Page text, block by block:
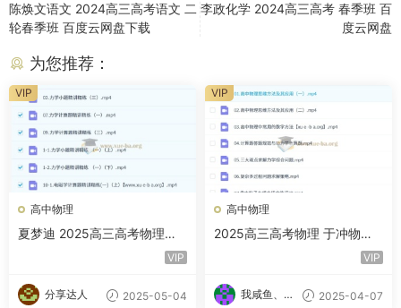
陈焕文语文 2024高三高考语文 二
轮春季班 百度云网盘下载
李政化学 2024高三高考 春季班 百
度云网盘
为您推荐：
高中物理
夏梦迪 2025高三高考物理全
年全程一轮二轮暑假秋季寒假
VIP
分享达人 2025-05-04
VIP
高中物理
2025高三高考物理 于冲物理
一轮二轮暑假秋季寒假春季 百
VIP
我咸鱼、我
2025-04-07
VIP